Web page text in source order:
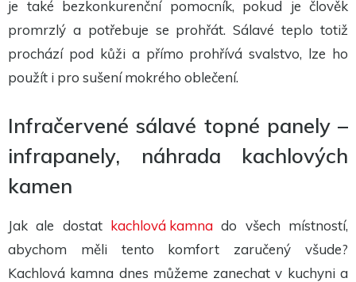
je také bezkonkurenční pomocník, pokud je člověk
promrzlý a potřebuje se prohřát. Sálavé teplo totiž
prochází pod kůži a přímo prohřívá svalstvo, lze ho
použít i pro sušení mokrého oblečení.
Infračervené sálavé topné panely –
infrapanely, náhrada kachlových
kamen
Jak ale dostat kachlová kamna do všech místností,
abychom měli tento komfort zaručený všude?
Kachlová kamna dnes můžeme zanechat v kuchyni a
Marketing
zájmů a chování
našich stránek
personalizovaného
obsahu a nabídek.